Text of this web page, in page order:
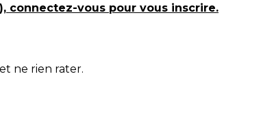
connectez-vous pour vous inscrire.
ne rien rater.